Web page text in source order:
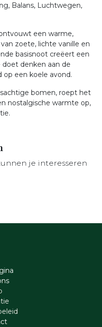
Balans, Luchtwegen,
een warme,
zoete, lichte vanille en
basisnoot creëert een
denken aan de
een koele avond.
bomen, roept het
nostalgische warmte op,
je interesseren